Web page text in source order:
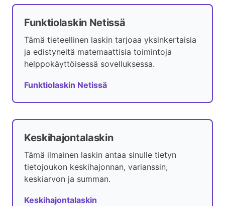
Funktiolaskin Netissä
Tämä tieteellinen laskin tarjoaa yksinkertaisia
ja edistyneitä matemaattisia toimintoja
helppokäyttöisessä sovelluksessa.
Funktiolaskin Netissä
Keskihajontalaskin
Tämä ilmainen laskin antaa sinulle tietyn
tietojoukon keskihajonnan, varianssin,
keskiarvon ja summan.
Keskihajontalaskin